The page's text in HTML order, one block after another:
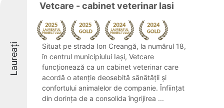
Laureați
Vetcare - cabinet veterinar Iasi
Situat pe strada Ion Creangă, la numărul 18,
în centrul municipiului Iași, Vetcare
funcționează ca un cabinet veterinar care
acordă o atenție deosebită sănătății și
confortului animalelor de companie. Înființat
din dorința de a consolida îngrijirea ...